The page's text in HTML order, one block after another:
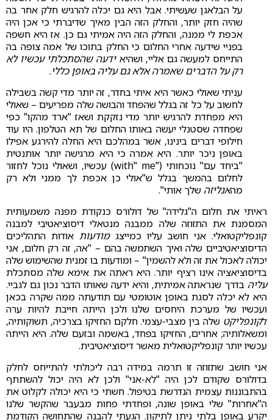
על הבלאגן שעשיתי. אבל היא גם יכלה להרגיש חלק אחר בה
שהיה חזק יותר, והחלק הזה הבין מאיך שדיברתי כי אכן היה
אכפת לי ממנה, והחלק הזה היה אמיתי גם כן. אז היא חשפה
בפניי שידעה אחרי החלום כי החלק בתוכו של אמה צופה בה
התייחס למעשה גם אליי, ושהיאידעה שהסתכלתי עכשיו לא
רק על הדברים שאמרה אלא גם עליה באופן כללי.
עניתי שאולי כאשר היא איתי בחדר, זה יותר מדי קשה בשבילה
לחשוב על כל זה בגלל שהפחד והבושה שלה מפריעים – שאולי
היא מפחדת להרגיש יותר מדי נזקקת ושאז "ארד מהקו" כפי
שפחדה שסטנלי יעשה באותו החלום של תא הטלפון. היו עוד
חילופי דברים בינינו, אשר במהלכם היא החלה להירגע אפילו
באופן ניכר יותר. היא אמרה כי היא מרגישה יותר אותנטית
"ביחד עם" נוכחותי ("with" me) עכשיו, ושאולי נוכל לחזור
לחלום בהמשך בגלל ש"אולי כן אכפת לך ממני ולא רק
מהאנליזה שלך אותי".
ראיתי את חלום ה"גלידה" של דולורס כנקודת מפנה משמעותית
המסמנת את התזוזה שלה ממבנה מנטאלי דיסוציאטיבי למבנה
קונפליקטואלי. אני חושב עליו כמייצגמודעות אודות התהליכים
הדיסוציאטיביים שלה ואיך השתמשה בהם – "אה, זה רק חלום, אני
יכולה לאכול את זה ולא להשמין" – ומודעות בו זמנית שהשימוש שלה
בדיסוציאציה אינו רציף יותר. היא ראתה את אימא שלה מסתכלת
עליה בדרך שנראתה אמיתית, והיא ידעה שאותו הדבר נכון גם לגביי.
היא לא יכלה לסגת באופן אוטומטי עם תודעתה ממה שקרה בכאן
ועכשיו של מערכת היחסים שלנו ולכן הייתה חייבת להיות ערה
לקונפליקט שלה בין מצבי-עצמי. חלקם החזיקו בצרכיה, תשוקותיה,
ומשאלותיה; אחרים, החזיקו בפחד, באשמה ובזעם שלה. היא הייתה
עכשיו יותר קונפליקטואלית מאשר דיסוציאטיבית.
אני חושב שתזוזה זו תרמה במידה רבה ליכולתי להתייחס לחלק
בדולורס שקודם לכן היה "לא-אני" ולכן לא היה יכול להשתתף
בהתבוננות עצמית הנדרשת בטיפול. חשתי כי היא יכולה לקלוט את
ה"אחרות" שלי באופן שונה, ופחדתי פחות מבעבר שהקשר שלנו
יקרע באופן בלתי ניתן לתיקון. הגעתי להבנה שהתחושה הקודמת